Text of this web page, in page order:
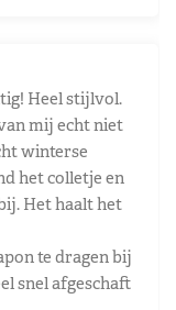
Heel stijlvol.
mij echt niet
winterse
het colletje en
Het haalt het
te dragen bij
snel afgeschaft